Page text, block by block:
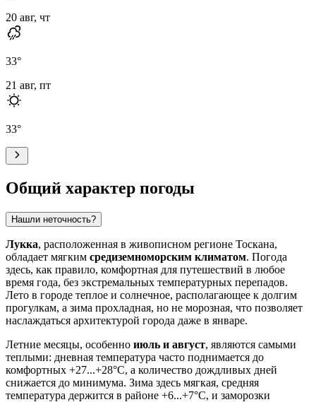
20 авг, чт
33°
21 авг, пт
33°
Общий характер погоды
Нашли неточность?
Лукка, расположенная в живописном регионе Тоскана,
обладает мягким средиземноморским климатом. Погода
здесь, как правило, комфортная для путешествий в любое
время года, без экстремальных температурных перепадов.
Лето в городе теплое и солнечное, располагающее к долгим
прогулкам, а зима прохладная, но не морозная, что позволяет
наслаждаться архитектурой города даже в январе.
Летние месяцы, особенно июль и август, являются самыми
теплыми: дневная температура часто поднимается до
комфортных +27...+28°C, а количество дождливых дней
снижается до минимума. Зима здесь мягкая, средняя
температура держится в районе +6...+7°C, и заморозки